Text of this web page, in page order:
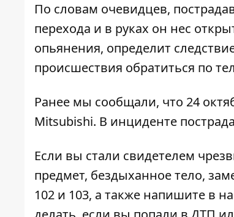
По словам очевидцев,
перехода и в руках он нес
опьянения, определит
происшествия обратиться по
Ранее мы сообщали, что 24
Mitsubishi. В инциденте
Если вы стали свидетелем
предмет, бездыханное тело,
102 и 103, а также напишите в